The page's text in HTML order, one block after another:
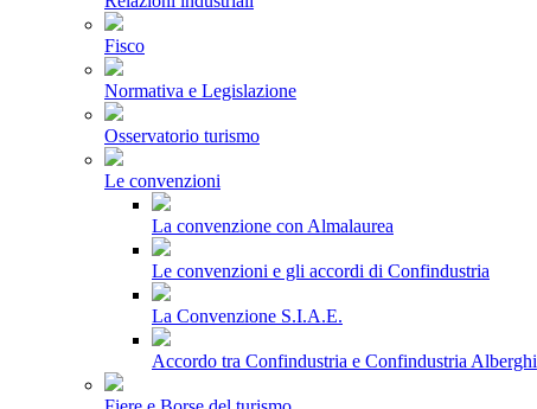
Fisco
Normativa e Legislazione
Osservatorio turismo
Le convenzioni
La convenzione con Almalaurea
Le convenzioni e gli accordi di Confindustria
La Convenzione S.I.A.E.
Accordo tra Confindustria e Confindustria Alberghi